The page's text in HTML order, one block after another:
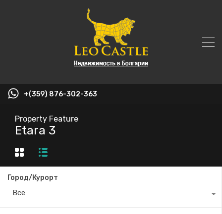
+(359) 876-302-363
Property Feature
Etara 3
Город/Курорт
Все